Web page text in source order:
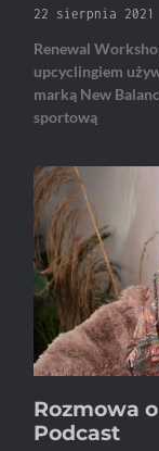
22 sierpnia 2021
Renewal
upcyclingiem
marką New
sportową
Rozmowa
Podcast